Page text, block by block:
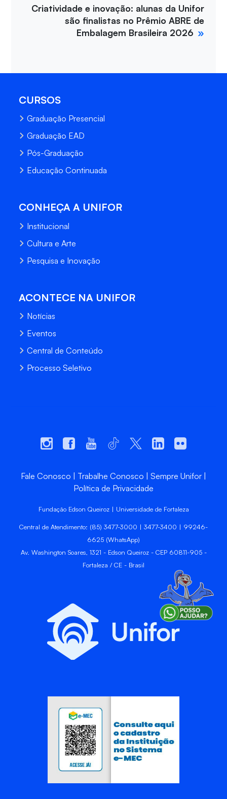
Criatividade e inovação: alunas da Unifor
são finalistas no Prêmio ABRE de
Embalagem Brasileira 2026
CURSOS
Graduação Presencial
Graduação EAD
Pós-Graduação
Educação Continuada
CONHEÇA A UNIFOR
Institucional
Cultura e Arte
Pesquisa e Inovação
ACONTECE NA UNIFOR
Notícias
Eventos
Central de Conteúdo
Processo Seletivo
Fale Conosco Trabalhe Conosco
Sempre Unifor
Política de Privacidade
Fundação Edson Queiroz | Universidade de Fortaleza
Central de Atendimento: (85) 3477-3000 | 3477-3400 | 99246-
6625 (WhatsApp)
Av. Washington Soares, 1321 - Edson Queiroz - CEP 60811-905 -
Fortaleza / CE - Brasil